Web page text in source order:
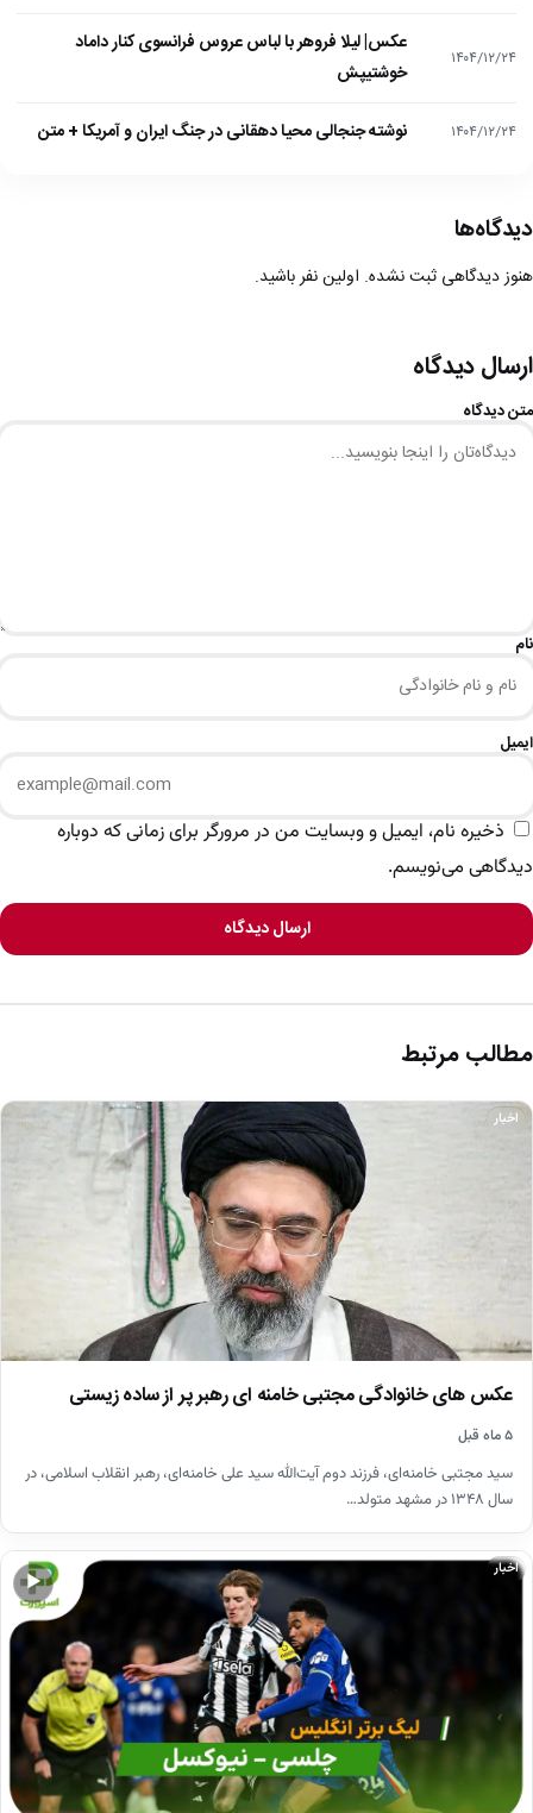
۱۴۰۴/۱۲/۲۴
عکس| لیلا فروهر با لباس عروس فرانسوی کنار داماد
خوشتیپش
۱۴۰۴/۱۲/۲۴ نوشته جنجالی محیا دهقانی در جنگ ایران و آمریکا + متن
دیدگاه‌ها
هنوز دیدگاهی ثبت نشده. اولین نفر باشید.
ارسال دیدگاه
متن دیدگاه
نام
ایمیل
ذخیره نام، ایمیل و وبسایت من در مرورگر برای زمانی که دوباره
دیدگاهی می‌نویسم.
ارسال دیدگاه
مطالب مرتبط
اخبار
عکس های خانوادگی مجتبی خامنه ای رهبر پر از ساده زیستی
۵ ماه قبل
سید مجتبی خامنه‌ای، فرزند دوم آیت‌الله سید علی خامنه‌ای، رهبر انقلاب اسلامی، در
سال ۱۳۴۸ در مشهد متولد…
▶
اخبار